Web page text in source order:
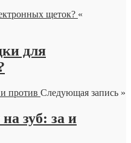
«
для
Следующая запись »
зуб: за и